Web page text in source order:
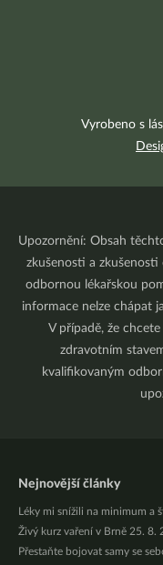
Vyrobeno s
Upozornění: Obsah
zkušenosti a zkušenosti
odbornou lékařskou
informace nelze chápat
V případě, že
zdravotním
kvalifikovaným
Nejnovější články
Léky mi snížili na minimum a
Živý kurz vaření v Brně 25. 8.
Přestaňte bojovat samy se